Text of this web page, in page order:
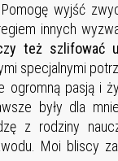
wyjść
innych
też szlifować
specjalnymi
pasją i
były dla
z rodziny
Moi bliscy